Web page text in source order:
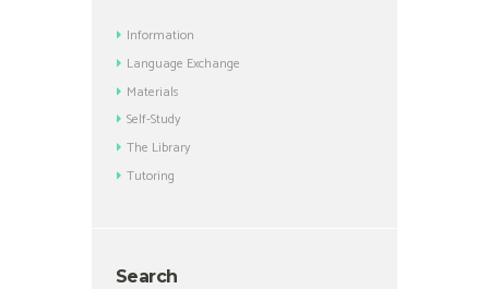
Information
Language Exchange
Materials
Self-Study
The Library
Tutoring
Search